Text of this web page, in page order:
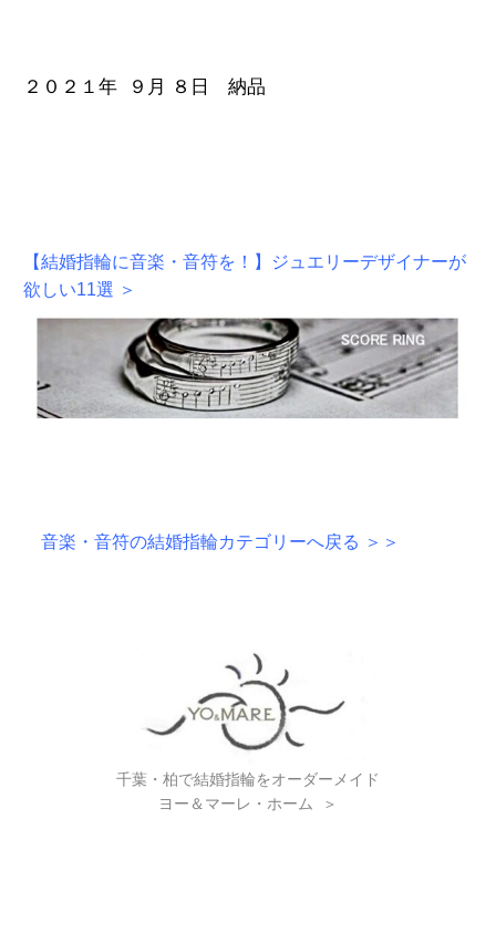
２０２１年 ９月 ８日 納品
【結婚指輪に音楽・音符を！】ジュエリーデザイナーが
欲しい11選 ＞
音楽・音符の結婚指輪カテゴリーへ戻る ＞＞
千葉・柏で結婚指輪をオーダーメイド
ヨー＆マーレ・ホーム
＞